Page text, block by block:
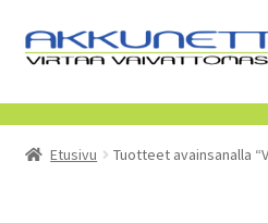
Siirry
navigointiin
Siirry
sisältöön
Kauppa
Tietoa meistä
Etusivu Tuotteet avainsanalla